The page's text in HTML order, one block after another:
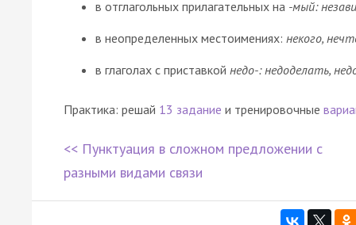
в отглагольных прилагательных на -мый:
в неопределенных местоимениях: некого,
в глаголах с приставкой недо-: недоделать,
Практика: решай 13 задание и тренировочные
<< Пунктуация в сложном предложении с
разными видами связи